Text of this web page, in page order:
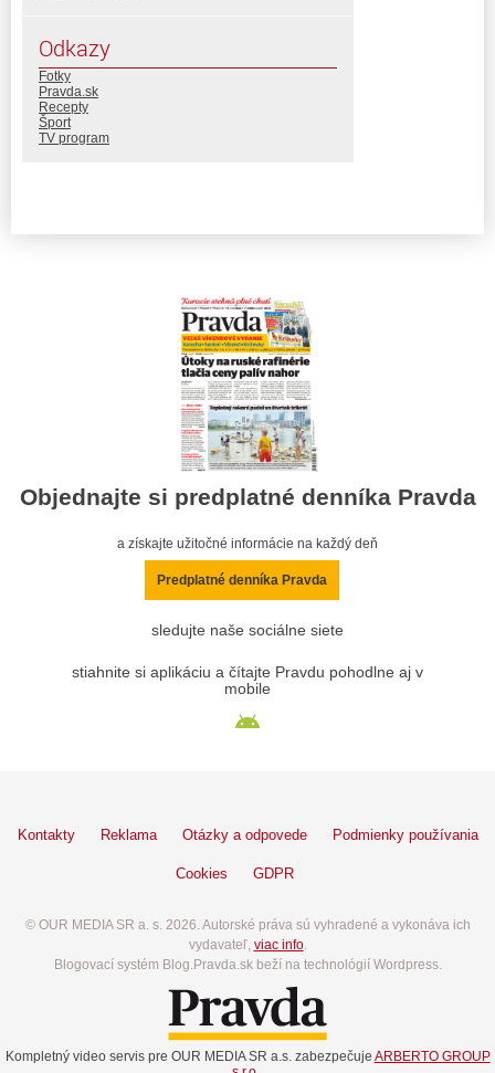
Odkazy
Fotky
Pravda.sk
Recepty
Šport
TV program
Objednajte si predplatné denníka Pravda
a získajte užitočné informácie na každý deň
Predplatné denníka Pravda
sledujte naše sociálne siete
stiahnite si aplikáciu a čítajte Pravdu pohodlne aj v
mobile
Kontakty Reklama Otázky a odpovede Podmienky používania
Cookies GDPR
© OUR MEDIA SR a. s. 2026. Autorské práva sú vyhradené a vykonáva ich
vydavateľ, viac info.
Blogovací systém Blog.Pravda.sk beží na technológií Wordpress.
Kompletný video servis pre OUR MEDIA SR a.s. zabezpečuje ARBERTO GROUP